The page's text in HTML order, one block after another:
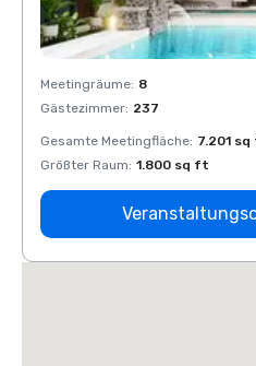
Meetingräume: 8
Gästezimmer: 237
Gesamte Meetingfläche: 7.201
Größter Raum: 1.800 sq ft